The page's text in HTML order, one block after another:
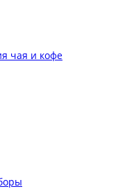
чая и кофе